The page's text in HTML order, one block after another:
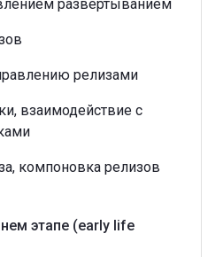
развёртыванием
релизами
взаимодействие с
компоновка релизов
этапе (early life